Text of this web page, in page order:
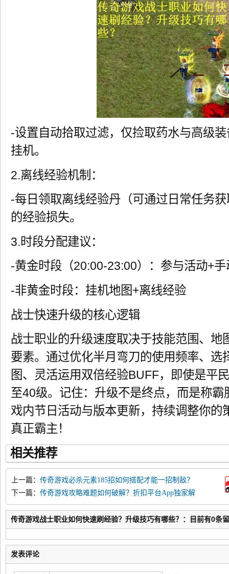
-设置自动拾取过滤，仅捡取药水与高级
挂机。
2.离线经验机制：
-每日领取离线经验丹（可通过日常任务
的经验损失。
3.时段分配建议：
-黄金时段（20:00-23:00）：参与活动+
-非黄金时段：挂机地图+离线经验
战士快速升级的核心逻辑
战士职业的升级速度取决于技能范围、地
要素。通过优化半月弯刀的使用频率、选
图、灵活运用双倍经验BUFF，即使是平
至40级。记住：升级不是终点，而是称
戏内节日活动与版本更新，持续调整你的
真正霸主！
相关推荐
上一篇： 传奇游戏必杀元素185招如何搭配才能一招制敌？
下一篇： 传奇游戏攻略难题如何破解？折扣平台App独家解
答在此
传奇游戏战士职业如何快速刷经验？升级技巧有哪些？：目前有0条
发表评论